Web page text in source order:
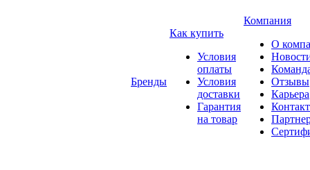
Бренды
Как купить
Условия
оплаты
Условия
доставки
Гарантия
на товар
Компания
О
Отзывы
Карьера